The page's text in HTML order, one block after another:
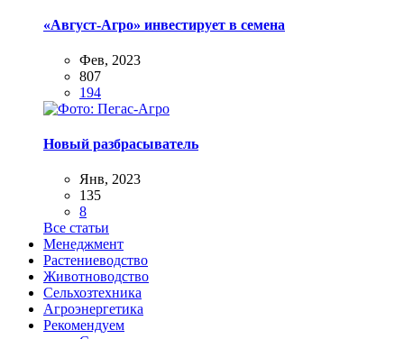
«Август-Агро» инвестирует в семена
Фев, 2023
807
194
Новый разбрасыватель
Янв, 2023
135
8
Все статьи
Менеджмент
Растениеводство
Животноводство
Сельхозтехника
Агроэнергетика
Рекомендуем